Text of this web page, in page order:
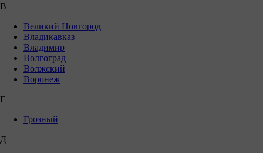
В
Великий Новгород
Владикавказ
Владимир
Волгоград
Волжский
Воронеж
Г
Грозный
Д